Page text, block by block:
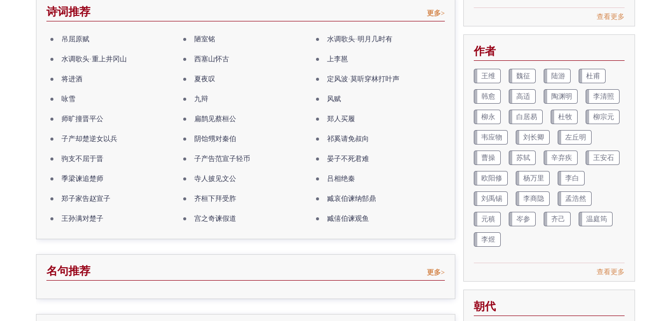
诗词推荐 更多>
吊屈原赋 陋室铭 水调歌头·明月几时有
水调歌头·重上井冈山 西塞山怀古 上李邕
将进酒 夏夜叹 定风波·莫听穿林打叶声
咏雪 九辩 风赋
师旷撞晋平公 扁鹊见蔡桓公 郑人买履
子产却楚逆女以兵 阴饴甥对秦伯 祁奚请免叔向
驹支不屈于晋 子产告范宣子轻币 晏子不死君难
季梁谏追楚师 寺人披见文公 吕相绝秦
郑子家告赵宣子 齐桓下拜受胙 臧哀伯谏纳郜鼎
王孙满对楚子 宫之奇谏假道 臧僖伯谏观鱼
名句推荐 更多>
查看更多
作者
王维 魏征 陆游 杜甫
韩愈 高适 陶渊明 李清照
柳永 白居易 杜牧 柳宗元
韦应物 刘长卿 左丘明
曹操 苏轼 辛弃疾 王安石
欧阳修 杨万里 李白
刘禹锡 李商隐 孟浩然
元稹 岑参 齐己 温庭筠
李煜
查看更多
朝代